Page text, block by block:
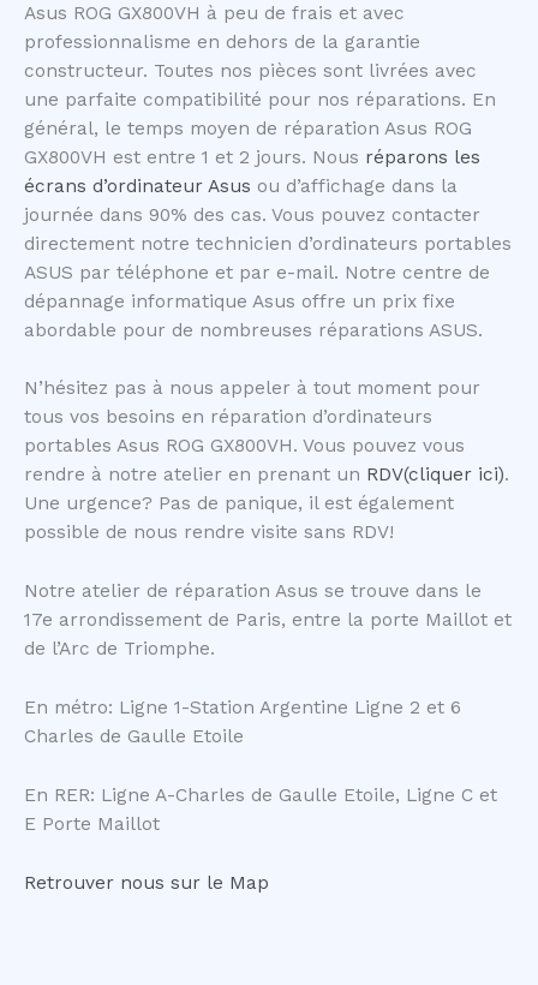
Asus ROG GX800VH à peu de frais et avec
professionnalisme en dehors de la garantie
constructeur. Toutes nos pièces sont livrées avec
une parfaite compatibilité pour nos réparations. En
général, le temps moyen de réparation Asus ROG
GX800VH est entre 1 et 2 jours. Nous réparons les
écrans d’ordinateur Asus ou d’affichage dans la
journée dans 90% des cas. Vous pouvez contacter
directement notre technicien d’ordinateurs portables
ASUS par téléphone et par e-mail. Notre centre de
dépannage informatique Asus offre un prix fixe
abordable pour de nombreuses réparations ASUS.
N’hésitez pas à nous appeler à tout moment pour
tous vos besoins en réparation d’ordinateurs
portables Asus ROG GX800VH. Vous pouvez vous
rendre à notre atelier en prenant un RDV(cliquer ici).
Une urgence? Pas de panique, il est également
possible de nous rendre visite sans RDV!
Notre atelier de réparation Asus se trouve dans le
17e arrondissement de Paris, entre la porte Maillot et
de l’Arc de Triomphe.
En métro: Ligne 1-Station Argentine Ligne 2 et 6
Charles de Gaulle Etoile
En RER: Ligne A-Charles de Gaulle Etoile, Ligne C et
E Porte Maillot
Retrouver nous sur le Map